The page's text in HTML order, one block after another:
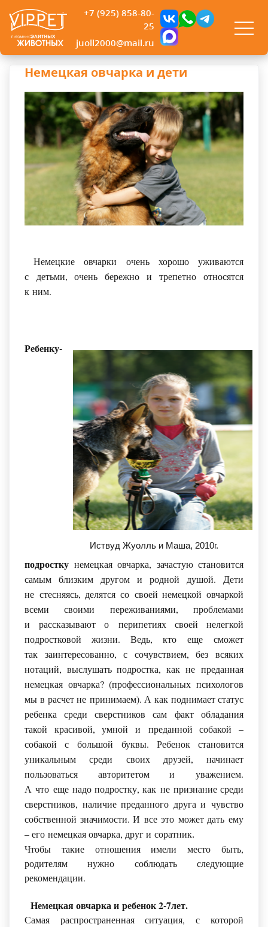
+7 (925) 858-80-
25
juoll2000@mail.ru
Немецкая овчарка и дети
Немецкие овчарки очень хорошо уживаются
с детьми, очень бережно и трепетно относятся
к ним.
Иствуд Жуолль и Маша, 2010г.
Ребенку-
подростку немецкая овчарка, зачастую становится
самым близким другом и родной душой. Дети
не стесняясь, делятся со своей немецкой овчаркой
всеми своими переживаниями, проблемами
и рассказывают о перипетиях своей нелегкой
подростковой жизни. Ведь, кто еще сможет
так заинтересованно, с сочувствием, без всяких
нотаций, выслушать подростка, как не преданная
немецкая овчарка? (профессиональных психологов
мы в расчет не принимаем). А как поднимает статус
ребенка среди сверстников сам факт обладания
такой красивой, умной и преданной собакой –
собакой с большой буквы. Ребенок становится
уникальным среди своих друзей, начинает
пользоваться авторитетом и уважением.
А что еще надо подростку, как не признание среди
сверстников, наличие преданного друга и чувство
собственной значимости. И все это может дать ему
– его немецкая овчарка, друг и соратник.
Чтобы такие отношения имели место быть,
родителям нужно соблюдать следующие
рекомендации.
Немецкая овчарка и ребенок 2-7лет.
Самая распространенная ситуация, с которой